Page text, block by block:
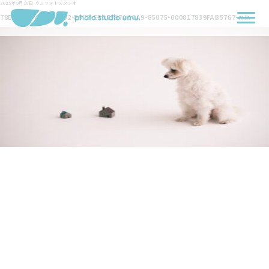
2025年9月18日 ウムフォトスタジオ
78E56252-4B1A-4F02-B578-EB17797ACCA9-85075-000017839FAB5767-min